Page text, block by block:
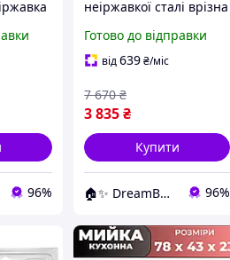
і
96%
неіржавкої сталі врізна
змішувачем Мийка з
дозатором
Готово до відправки
від639₴/міс
3 835₴
7 670 ₴
Купити
🏠✨ DreamBuy ✨🏠 96%